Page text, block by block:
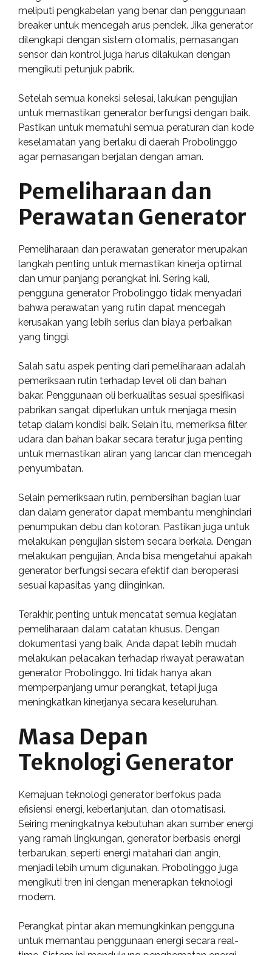
meliputi pengkabelan yang benar dan penggunaan
breaker untuk mencegah arus pendek. Jika generator
dilengkapi dengan sistem otomatis, pemasangan
sensor dan kontrol juga harus dilakukan dengan
mengikuti petunjuk pabrik.
Setelah semua koneksi selesai, lakukan pengujian
untuk memastikan generator berfungsi dengan baik.
Pastikan untuk mematuhi semua peraturan dan kode
keselamatan yang berlaku di daerah Probolinggo
agar pemasangan berjalan dengan aman.
Pemeliharaan dan
Perawatan Generator
Pemeliharaan dan perawatan generator merupakan
langkah penting untuk memastikan kinerja optimal
dan umur panjang perangkat ini. Sering kali,
pengguna generator Probolinggo tidak menyadari
bahwa perawatan yang rutin dapat mencegah
kerusakan yang lebih serius dan biaya perbaikan
yang tinggi.
Salah satu aspek penting dari pemeliharaan adalah
pemeriksaan rutin terhadap level oli dan bahan
bakar. Penggunaan oli berkualitas sesuai spesifikasi
pabrikan sangat diperlukan untuk menjaga mesin
tetap dalam kondisi baik. Selain itu, memeriksa filter
udara dan bahan bakar secara teratur juga penting
untuk memastikan aliran yang lancar dan mencegah
penyumbatan.
Selain pemeriksaan rutin, pembersihan bagian luar
dan dalam generator dapat membantu menghindari
penumpukan debu dan kotoran. Pastikan juga untuk
melakukan pengujian sistem secara berkala. Dengan
melakukan pengujian, Anda bisa mengetahui apakah
generator berfungsi secara efektif dan beroperasi
sesuai kapasitas yang diinginkan.
Terakhir, penting untuk mencatat semua kegiatan
pemeliharaan dalam catatan khusus. Dengan
dokumentasi yang baik, Anda dapat lebih mudah
melakukan pelacakan terhadap riwayat perawatan
generator Probolinggo. Ini tidak hanya akan
memperpanjang umur perangkat, tetapi juga
meningkatkan kinerjanya secara keseluruhan.
Masa Depan
Teknologi Generator
Kemajuan teknologi generator berfokus pada
efisiensi energi, keberlanjutan, dan otomatisasi.
Seiring meningkatnya kebutuhan akan sumber energi
yang ramah lingkungan, generator berbasis energi
terbarukan, seperti energi matahari dan angin,
menjadi lebih umum digunakan. Probolinggo juga
mengikuti tren ini dengan menerapkan teknologi
modern.
Perangkat pintar akan memungkinkan pengguna
untuk memantau penggunaan energi secara real-